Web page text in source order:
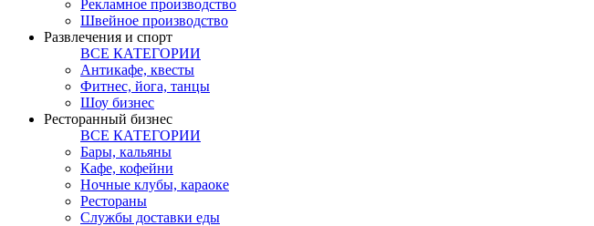
Рекламное производство
Швейное производство
Развлечения и спорт
ВСЕ КАТЕГОРИИ
Антикафе, квесты
Фитнес, йога, танцы
Шоу бизнес
Ресторанный бизнес
ВСЕ КАТЕГОРИИ
Бары, кальяны
Кафе, кофейни
Ночные клубы, караоке
Рестораны
Службы доставки еды